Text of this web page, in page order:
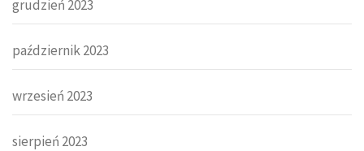
grudzień 2023
październik 2023
wrzesień 2023
sierpień 2023